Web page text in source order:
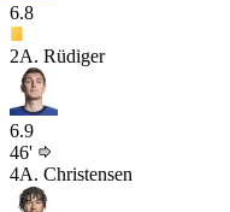
6.8
2A. Rüdiger
6.9
46'
4A. Christensen